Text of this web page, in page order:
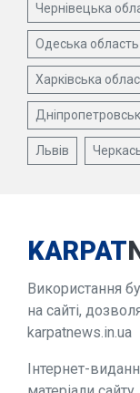
Чернівецька
Одеська область
Харківська
Львів
KARPAT
Використання
на сайті,
karpatnews.in.ua
Інтернет-